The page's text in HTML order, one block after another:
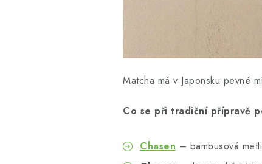
Matcha má v Japonsku pevné
Co se při tradiční přípravě
Chasen – bambusová